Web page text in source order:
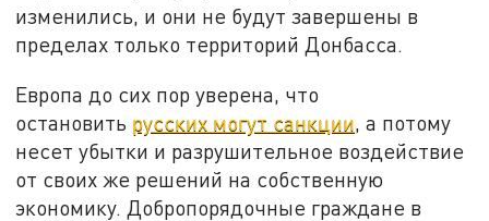
изменились, и они не будут завершены в
пределах только территорий Донбасса.
Европа до сих пор уверена, что
остановить русских могут санкции , а потому
несет убытки и разрушительное воздействие
от своих же решений на собственную
экономику. Добропорядочные граждане в